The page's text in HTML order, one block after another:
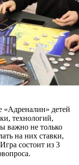
«Адреналин» детей
технологий,
важно не только
на них ставки,
состоит из 3